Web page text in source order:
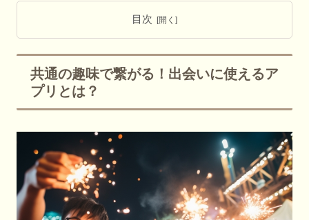
目次
共通の趣味で繋がる！出会いに使えるア
プリとは？